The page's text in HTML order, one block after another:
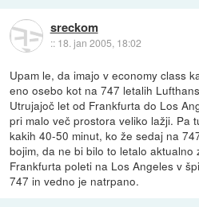
sreckom
:: 18. jan 2005, 18:02
Upam le, da imajo v economy class
eno osebo kot na 747 letalih
Utrujajoč let od Frankfurta do Los
pri malo več prostora veliko lažji. Pa
kakih 40-50 minut, ko že sedaj na
bojim, da ne bi bilo to letalo aktualno
Frankfurta poleti na Los Angeles v
747 in vedno je natrpano.